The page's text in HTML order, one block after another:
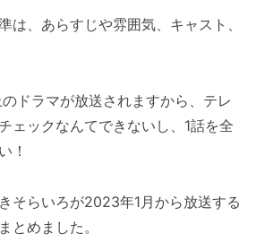
は、あらすじや雰囲気、キャスト、
ドラマが放送されますから、テレ
ェックなんてできないし、1話を全
！
そらいろが2023年1月から放送する
とめました。